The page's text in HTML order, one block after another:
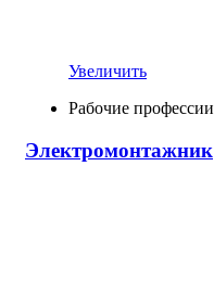
Увеличить
Рабочие профессии
Электромонтажник